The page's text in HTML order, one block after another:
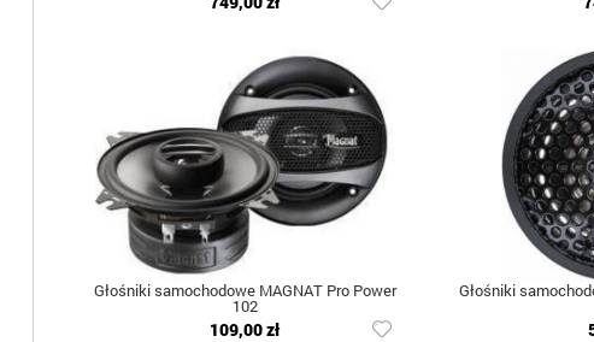
Głośniki samochodowe MAGNAT Pro Power
102
109,00 zł
Głośniki